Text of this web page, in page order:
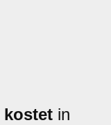
kostet in